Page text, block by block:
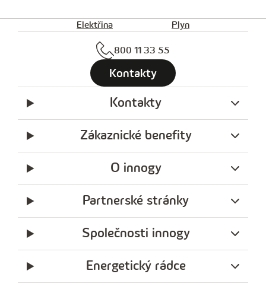
Elektřina Plyn
800 11 33 55
Kontakty
Kontakty
Zákaznické benefity
O innogy
Partnerské stránky
Společnosti innogy
Energetický rádce